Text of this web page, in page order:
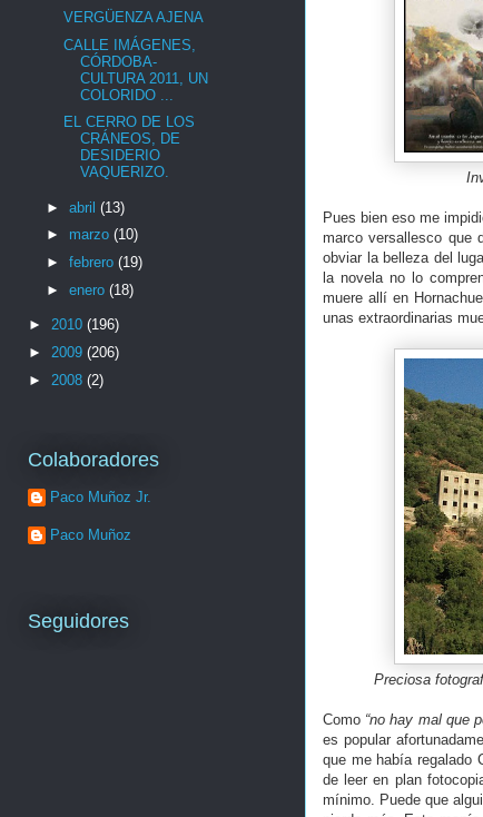
Pues bien eso me
marco versallesco que
obviar la belleza del
la novela no lo
muere allí en
unas extraordinarias
Preciosa
Como “no hay mal que
es popular
que me había regalado
de leer en plan
mínimo. Puede que
VERGÜENZA AJENA
CALLE IMÁGENES,
CÓRDOBA-
CULTURA 2011, UN
COLORIDO ...
EL CERRO DE LOS
CRÁNEOS, DE
DESIDERIO
VAQUERIZO.
► abril (13)
► marzo (10)
► febrero (19)
► enero (18)
► 2010 (196)
► 2009 (206)
► 2008 (2)
Colaboradores
Paco Muñoz Jr.
Paco Muñoz
Seguidores